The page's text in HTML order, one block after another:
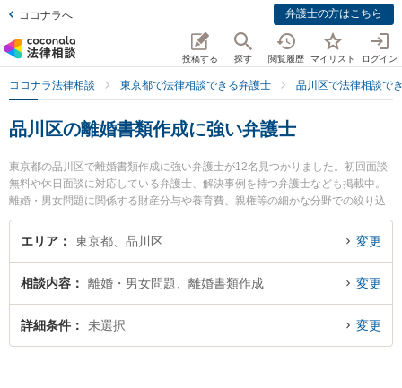
ココナラへ 弁護士の方はこちら
投稿する 探す 閲覧履歴 マイリスト ログイン
ココナラ法律相談 東京都で法律相談できる弁護士 品川区で法律相談で
品川区の離婚書類作成に強い弁護士
東京都の品川区で離婚書類作成に強い弁護士が12名見つかりました。初回面談
無料や休日面談に対応している弁護士、解決事例を持つ弁護士なども掲載中。
離婚・男女問題に関係する財産分与や養育費、親権等の細かな分野での絞り込
み検索もでき便利です。特に弁護士法人はれやか法律事務所の小林 嵩弁護士や
弁護士法人森川・中塚法律事務所 戸越銀座事務所の角田 紗弥香弁護士、弁護士
書類作成のトラブルを今すぐに弁護士に相談したい』『離婚書類作成のトラブ
ル解決の実績豊富な近くの弁護士を検索したい』『初回相談無料で離婚書類作
成を法律相談できる品川区内の弁護士に相談予約したい』などでお困りの相談
エリア 東京都、品川区 変更
相談内容 離婚・男女問題、離婚書類作成 変更
詳細条件 未選択 変更